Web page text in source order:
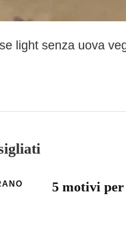
light senza uova
5 motivi